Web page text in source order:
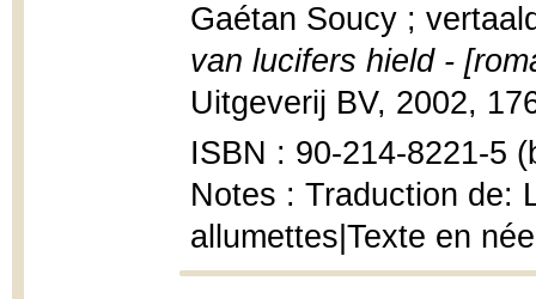
Gaétan Soucy ;
van lucifers hield -
Uitgeverij BV, 2002,
ISBN : 90-214-8221-5
Notes : Traduction de:
allumettes|Texte en